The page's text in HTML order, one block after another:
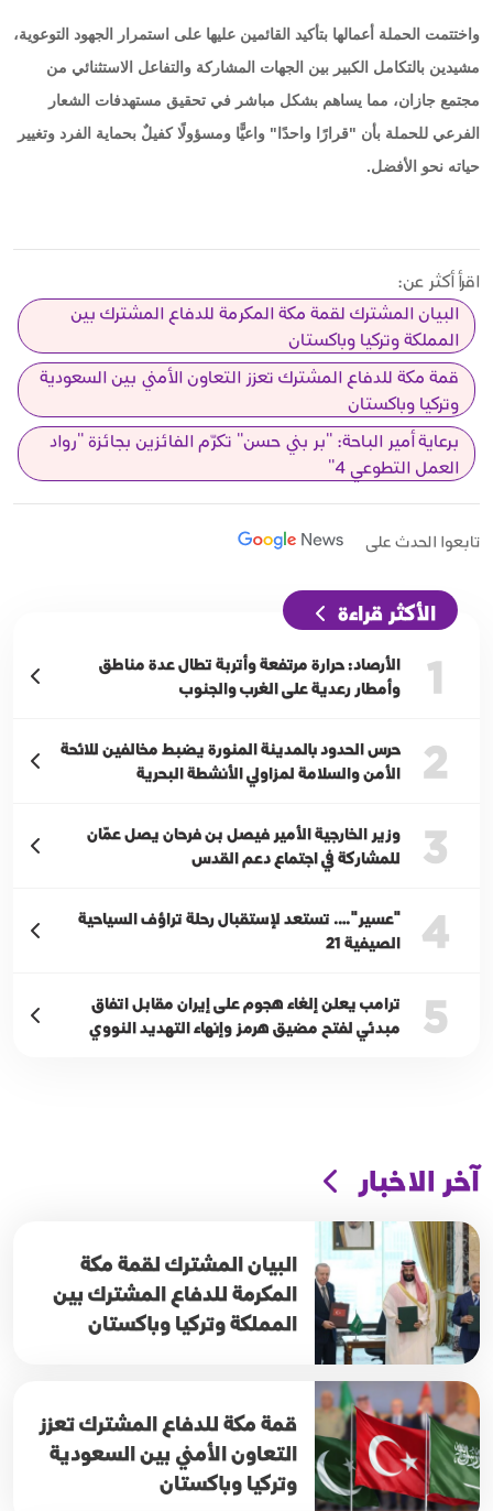
واختتمت الحملة أعمالها بتأكيد القائمين عليها على استمرار الجهود التوعوية،
مشيدين بالتكامل الكبير بين الجهات المشاركة والتفاعل الاستثنائي من
مجتمع جازان، مما يساهم بشكل مباشر في تحقيق مستهدفات الشعار
الفرعي للحملة بأن "قرارًا واحدًا" واعيًّا ومسؤولًا كفيلٌ بحماية الفرد وتغيير
حياته نحو الأفضل.
اقرأ أكثر عن:
البيان المشترك لقمة مكة المكرمة للدفاع المشترك بين
المملكة وتركيا وباكستان
قمة مكة للدفاع المشترك تعزز التعاون الأمني بين السعودية
وتركيا وباكستان
برعاية أمير الباحة: "بر بني حسن" تكرّم الفائزين بجائزة "رواد
العمل التطوعي 4"
تابعوا الحدث على
الأكثر قراءة
1
الأرصاد: حرارة مرتفعة وأتربة تطال عدة مناطق
وأمطار رعدية على الغرب والجنوب
2
حرس الحدود بالمدينة المنورة يضبط مخالفين للائحة
الأمن والسلامة لمزاولي الأنشطة البحرية
3
وزير الخارجية الأمير فيصل بن فرحان يصل عمّان
للمشاركة في اجتماع دعم القدس
4
"عسير"…. تستعد لإستقبال رحلة تراؤف السياحية
الصيفية 21
5
ترامب يعلن إلغاء هجوم على إيران مقابل اتفاق
مبدئي لفتح مضيق هرمز وإنهاء التهديد النووي
آخر الاخبار
البيان المشترك لقمة مكة
المكرمة للدفاع المشترك بين
المملكة وتركيا وباكستان
قمة مكة للدفاع المشترك تعزز
التعاون الأمني بين السعودية
وتركيا وباكستان